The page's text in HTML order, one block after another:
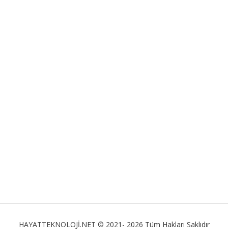
HAYATTEKNOLOJİ.NET © 2021- 2026 Tüm Hakları Saklıdır